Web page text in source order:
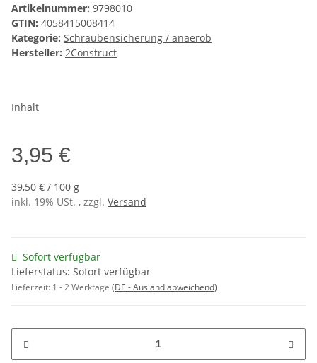
Artikelnummer: 9798010
GTIN: 4058415008414
Kategorie: Schraubensicherung / anaerob
Hersteller: 2Construct
Inhalt
3,95 €
39,50 € / 100 g
inkl. 19% USt. , zzgl. Versand
Sofort verfügbar
Lieferstatus: Sofort verfügbar
Lieferzeit: 1 - 2 Werktage (DE - Ausland abweichend)